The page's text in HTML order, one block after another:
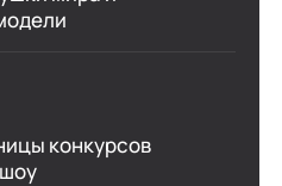
конкурсов